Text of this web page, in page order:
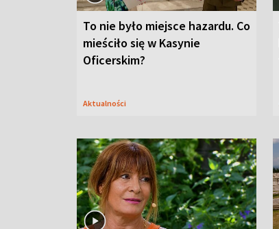
To nie było miejsce hazardu. Co
mieściło się w Kasynie
Oficerskim?
Aktualności